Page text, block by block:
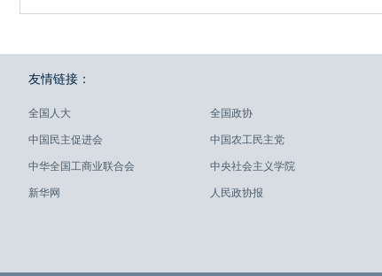
友情链接：
全国人大
中国民主促进会
中华全国工商业联合会
新华网
全国政协
中国农工民主党
中央社会主义学院
人民政协报